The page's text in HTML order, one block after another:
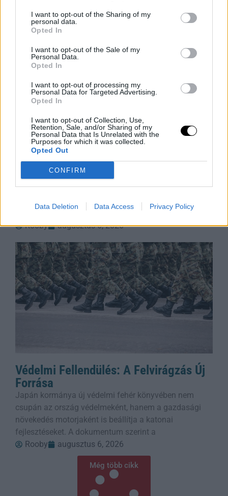
I want to opt-out of the Sharing of my
personal data.
Opted In
I want to opt-out of the Sale of my
Personal Data.
Opted In
I want to opt-out of processing my
Personal Data for Targeted Advertising.
Opted In
I want to opt-out of Collection, Use,
Retention, Sale, and/or Sharing of my
Personal Data that Is Unrelated with the
Purposes for which it was collected.
Opted Out
CONFIRM
Data Deletion Data Access Privacy Policy
A Feldolgozott Élelmiszerek Nagy
Tévedése
Iratkozz fel a Slatest hírlevelére, hogy naponta
megkapd a legélesebb elemzéseket, kritikákat és
tanácsokat! Az ultra-feldolgozott élelmiszerek (UPF)
manapság az egyik legnagyobb mumusnak
Rooby
augusztus 6, 2026
Védelmi Fellendülés: A Felvirágzás Új
Forrása
Japán kormánya új védelmi fehér könyvében nem
csupán az ország védelmeként, hanem a gazdasági
növekedés motorjaként is beállítja a katonai
fejlesztéseket. A dokumentum szerint a
Rooby
augusztus 6, 2026
Még több cikk